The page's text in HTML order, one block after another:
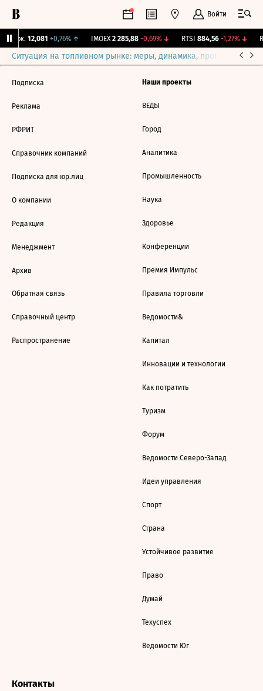
Войти
Бирж. 12,081 +0,76%↑ IMOEX 2 285,88 -0,69%↓ RTSI 884,56 -1,27%↓
Ситуация на топливном рынке: меры, динамика, прогнозы
Подписка
Реклама
РФРИТ
Справочник компаний
Подписка для юр.лиц
О компании
Редакция
Менеджмент
Архив
Обратная связь
Справочный центр
Распространение
Наши проекты
ВЕДЫ
Город
Аналитика
Промышленность
Наука
Здоровье
Конференции
Премия Импульс
Правила торговли
Ведомости&
Капитал
Инновации и технологии
Как потратить
Туризм
Форум
Ведомости Северо-Запад
Идеи управления
Спорт
Страна
Устойчивое развитие
Право
Думай
Техуспех
Ведомости Юг
Контакты